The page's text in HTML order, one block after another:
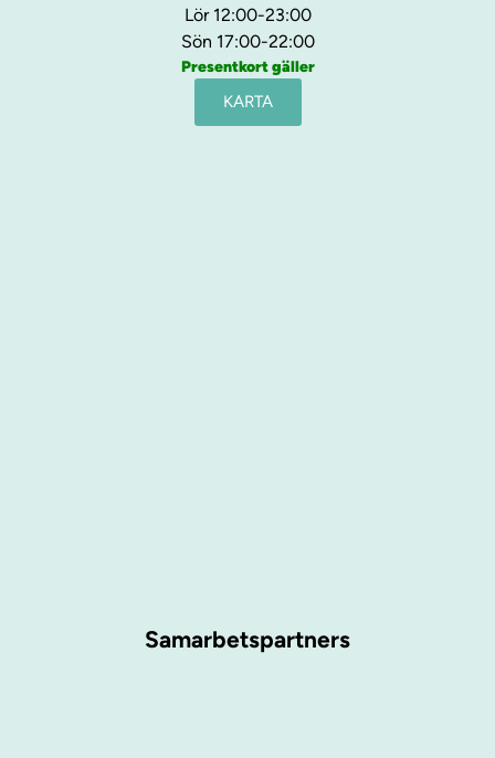
Lör 12:00-23:00
Sön 17:00-22:00
Presentkort gäller
KARTA
Samarbetspartners